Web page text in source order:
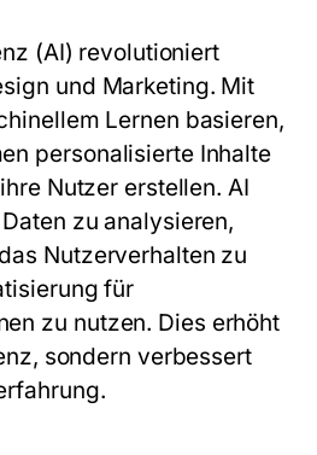
(AI) revolutioniert
und Marketing. Mit
Lernen basieren,
personalisierte Inhalte
Nutzer erstellen. AI
zu analysieren,
Nutzerverhalten zu
für
zu nutzen. Dies erhöht
sondern verbessert